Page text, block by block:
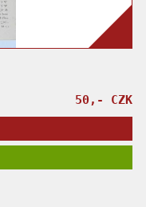
50,- CZK